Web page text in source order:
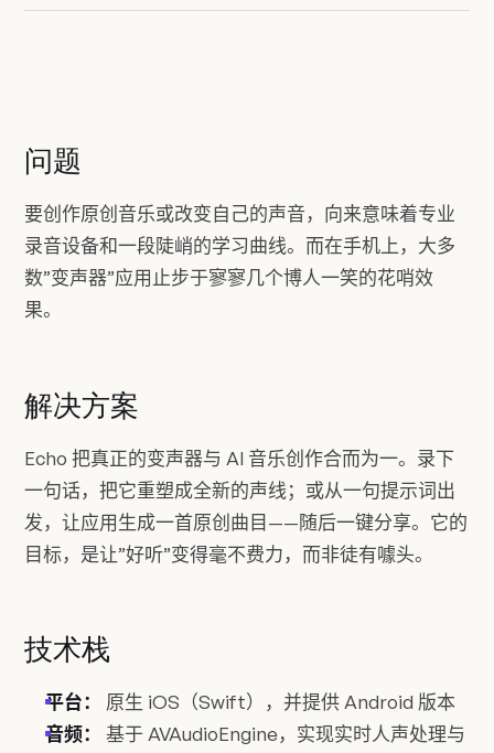
问题
要创作原创音乐或改变自己的声音，向来意味着专业
录音设备和一段陡峭的学习曲线。而在手机上，大多
数”变声器”应用止步于寥寥几个博人一笑的花哨效
果。
解决方案
Echo 把真正的变声器与 AI 音乐创作合而为一。录下
一句话，把它重塑成全新的声线；或从一句提示词出
发，让应用生成一首原创曲目——随后一键分享。它的
目标，是让”好听”变得毫不费力，而非徒有噱头。
技术栈
平台：
原生 iOS（Swift），并提供 Android 版本
音频：
基于 AVAudioEngine，实现实时人声处理与